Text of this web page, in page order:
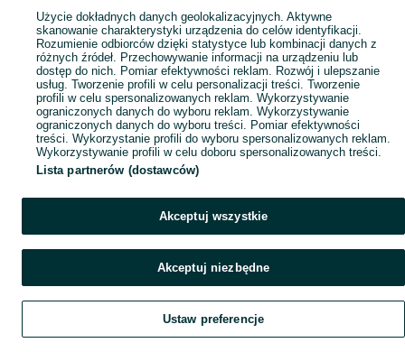
Szukaj Obserwujesz Dodaj Czat Konto
Użycie dokładnych danych geolokalizacyjnych. Aktywne
skanowanie charakterystyki urządzenia do celów identyfikacji.
Rozumienie odbiorców dzięki statystyce lub kombinacji danych z
różnych źródeł. Przechowywanie informacji na urządzeniu lub
dostęp do nich. Pomiar efektywności reklam. Rozwój i ulepszanie
usług. Tworzenie profili w celu personalizacji treści. Tworzenie
profili w celu spersonalizowanych reklam. Wykorzystywanie
ograniczonych danych do wyboru reklam. Wykorzystywanie
ograniczonych danych do wyboru treści. Pomiar efektywności
treści. Wykorzystanie profili do wyboru spersonalizowanych reklam.
Wykorzystywanie profili w celu doboru spersonalizowanych treści.
Lista partnerów (dostawców)
Akceptuj wszystkie
Akceptuj niezbędne
Ustaw preferencje